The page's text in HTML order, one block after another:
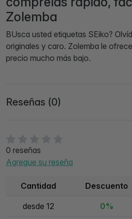
0 reseñas
Agregue su reseña
Cantidad Descuento
desde 12 0%
Zolemba
BUsca usted etiquetas SEiko?
originales y caro. Zolemba le
precio mucho más bajo.
Reseñas (0)